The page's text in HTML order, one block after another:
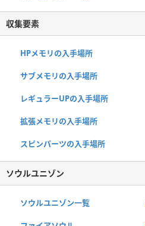
収集要素
HPメモリの入手場所
サブメモリの入手場所
レギュラーUPの入手場所
拡張メモリの入手場所
スピンパーツの入手場所
ソウルユニゾン
ソウルユニゾン一覧